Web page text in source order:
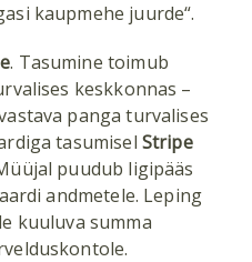
kaupmehe juurde“.
. Tasumine toimub
keskkonnas –
panga turvalises
tasumisel Stripe
puudub ligipääs
andmetele. Leping
kuuluva summa